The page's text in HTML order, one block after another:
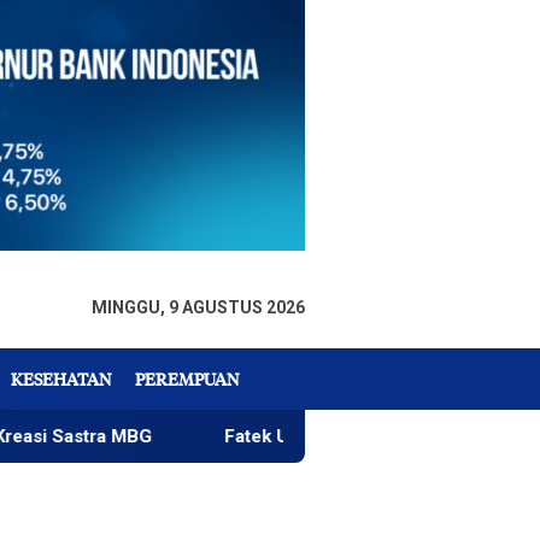
MINGGU, 9 AGUSTUS 2026
KESEHATAN PEREMPUAN
MBG Fatek Untad Gelar SAPA 2026